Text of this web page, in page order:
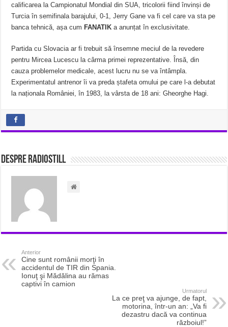
calificarea la Campionatul Mondial din SUA, tricolorii fiind învinși de
Turcia în semifinala barajului, 0-1, Jerry Gane va fi cel care va sta pe
banca tehnică, așa cum FANATIK a anunțat în exclusivitate.
Partida cu Slovacia ar fi trebuit să însemne meciul de la revedere
pentru Mircea Lucescu la cârma primei reprezentative. Însă, din
cauza problemelor medicale, acest lucru nu se va întâmpla.
Experimentatul antrenor îi va preda ștafeta omului pe care l-a debutat
la naționala României, în 1983, la vârsta de 18 ani: Gheorghe Hagi.
Despre radiostill
Anterior
Cine sunt românii morţi în
accidentul de TIR din Spania.
Ionuţ şi Mădălina au rămas
captivi în camion
Urmatorul
La ce preţ va ajunge, de fapt,
motorina, într-un an: „Va fi
dezastru dacă va continua
războiul!”